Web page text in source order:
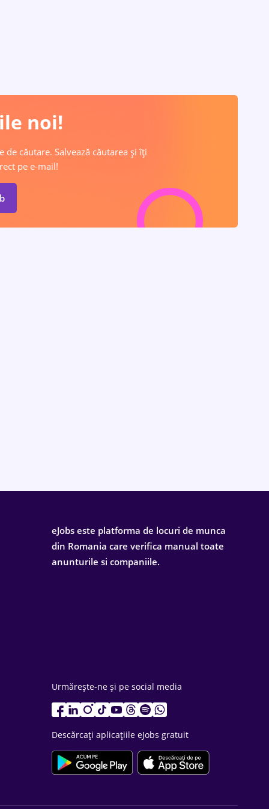
noi!
căutare. Salvează căutarea și îți
pe e-mail!
eJobs este platforma de locuri de munca
din Romania care verifica manual toate
anunturile si companiile.
Urmărește-ne și pe social media
Descărcați aplicațiile eJobs gratuit